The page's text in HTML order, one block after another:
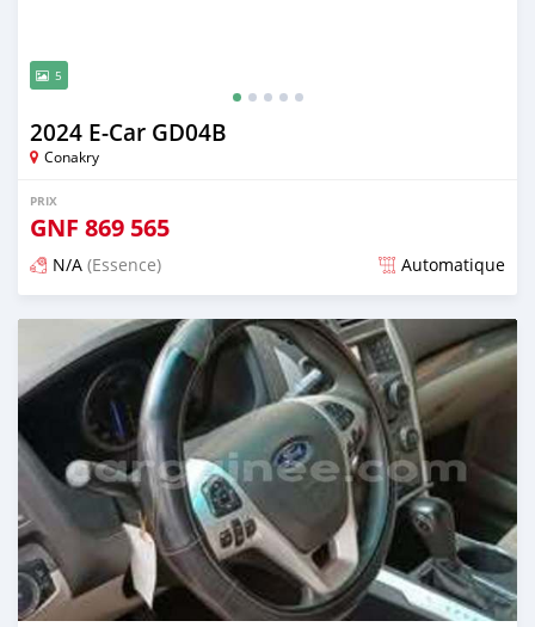
5
2024 E-Car GD04B
Conakry
PRIX
GNF 869 565
N/A (Essence) Automatique
Publié il y a 2 mois